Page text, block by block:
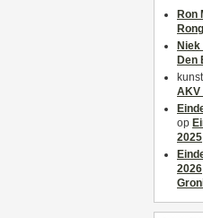
Ron
Den
AKV
op
2025
2026